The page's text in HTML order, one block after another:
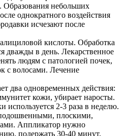
Образования небольших
однократного воздействия
исчезают после
кислоты. Обработка
дважды в день. Лекарственное
людям с патологией почек,
с волосами. Лечение
два одновременных действия:
кожи, убирает наросты.
используется 2-3 раза в неделю.
плоскими,
Аппликатор нужно
подержать 30-40 минут.